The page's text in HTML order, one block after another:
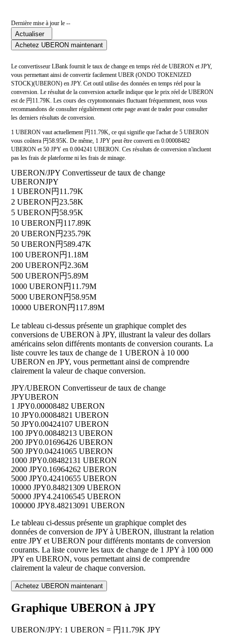
Dernière mise à jour le --
Actualiser
Achetez UBERON maintenant
Le convertisseur LBank fournit le taux de change en temps réel de UBERON et JPY,
vous permettant ainsi de convertir facilement UBER (ONDO TOKENIZED
STOCK)(UBERON) en JPY. Cet outil utilise des données en temps réel pour la
conversion. Le résultat de la conversion actuelle indique que le prix réel de UBERON
est de 円11.79K. Les cours des cryptomonnaies fluctuant fréquemment, nous vous
recommandons de consulter régulièrement cette page avant de trader pour consulter
les derniers résultats de conversion.
1 UBERON vaut actuellement 円11.79K, ce qui signifie que l'achat de 5 UBERON
vous coûtera 円58.95K. De même, 1 JPY peut être converti en 0.00008482
UBERON et 50 JPY en 0.004241 UBERON. Ces résultats de conversion n'incluent
pas les frais de plateforme ni les frais de minage.
UBERON/JPY Convertisseur de taux de change
UBERONJPY
1 UBERON円11.79K
2 UBERON円23.58K
5 UBERON円58.95K
10 UBERON円117.89K
20 UBERON円235.79K
50 UBERON円589.47K
100 UBERON円1.18M
200 UBERON円2.36M
500 UBERON円5.89M
1000 UBERON円11.79M
5000 UBERON円58.95M
10000 UBERON円117.89M
Le tableau ci-dessus présente un graphique complet des
conversions de UBERON à JPY, illustrant la valeur des dollars
américains selon différents montants de conversion courants. La
liste couvre les taux de change de 1 UBERON à 10 000
UBERON en JPY, vous permettant ainsi de comprendre
clairement la valeur de chaque conversion.
JPY/UBERON Convertisseur de taux de change
JPYUBERON
1 JPY0.00008482 UBERON
10 JPY0.00084821 UBERON
50 JPY0.00424107 UBERON
100 JPY0.00848213 UBERON
200 JPY0.01696426 UBERON
500 JPY0.04241065 UBERON
1000 JPY0.08482131 UBERON
2000 JPY0.16964262 UBERON
5000 JPY0.42410655 UBERON
10000 JPY0.84821309 UBERON
50000 JPY4.24106545 UBERON
100000 JPY8.48213091 UBERON
Le tableau ci-dessus présente un graphique complet des
données de conversion de JPY à UBERON, illustrant la relation
entre JPY et UBERON pour différents montants de conversion
courants. La liste couvre les taux de change de 1 JPY à 100 000
JPY en UBERON, vous permettant ainsi de comprendre
clairement la valeur de chaque conversion.
Achetez UBERON maintenant
Graphique UBERON à JPY
UBERON/JPY: 1 UBERON = 円11.79K JPY